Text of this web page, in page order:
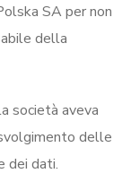
SA per non
della
società aveva
delle
dei dati.